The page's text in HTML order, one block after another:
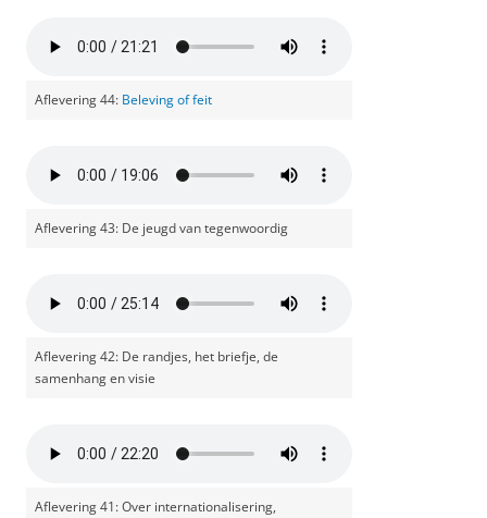
Aflevering 44: Beleving of feit
Aflevering 43: De jeugd van tegenwoordig
Aflevering 42: De randjes, het briefje, de
samenhang en visie
Aflevering 41: Over internationalisering,